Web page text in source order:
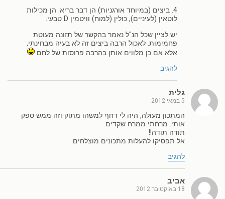
4. ביצים (במיוחד אורגניות) הן דבר בריא. הן מכילות
לוטאין (לעיניים), כולין (למוח) וויטמין D טבעי.
יש לציין שכל הנ"ל נאמר בהקשר של תזונה מעוטת
פחמימות. לאכול הרבה ביצים זה לא בעיה מבחינתי,
אלא אם כן מלווים אותן בהרבה פרוסות של לחם
להגיב
גלית
5 במאי 2012
המתכון מעולה, היה לי דחף למשהו מתוק וזה ממש ספק
אותי. מרחתי ממרח שקדים.
תודה תודה!!
אל תפסיקו להעלות מתכונים מוצלחים.
להגיב
אביב
18 באוקטובר 2012